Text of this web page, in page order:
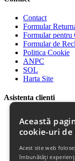
Contact
Formular
Formular pentru
Formular de
Politica Cookie
ANPC
SOL
Harta Site
Asistenta clienti
Plata Produselor
Livrarea
Politica de Retur
Descarca
Această
cookie-uri
Acest site web
îmbunătăți